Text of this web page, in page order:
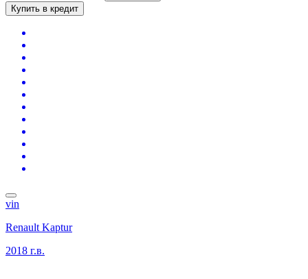
Купить в кредит
vin
Renault Kaptur
2018 г.в.